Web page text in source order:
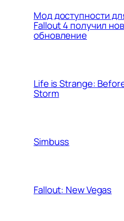
Мод доступности
Fallout 4 получил
обновление
Life is Strange:
Storm
Simbuss
Fallout: New Vegas